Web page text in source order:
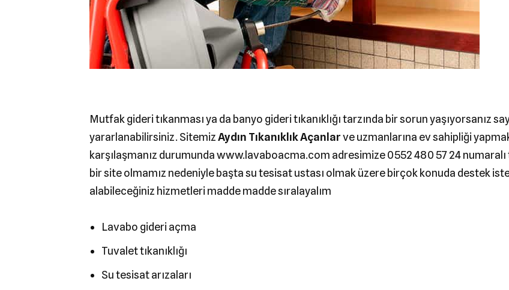
Mutfak gideri tıkanması ya da banyo gideri tıkanıklığı tarzında bir sorun yaşıyorsanız
yararlanabilirsiniz. SitemizAydın Tıkanıklık Açanlarve uzmanlarına ev sahipliği
karşılaşmanız durumunda www.lavaboacma.com adresimize 0552 480 57 24
bir site olmamız nedeniyle başta su tesisat ustası olmak üzere birçok konuda destek
alabileceğiniz hizmetleri madde madde sıralayalım
Lavabo gideri açma
Tuvalet tıkanıklığı
Su tesisat arızaları